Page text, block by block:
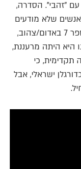
עם "זהבי". הסדרה,
שלא מודעים
לסיפור הספורטיבי המרתק שמגלם מספר 7 באדום/צהוב,
היא היתה מרעננת,
כי
ישראלי, אבל